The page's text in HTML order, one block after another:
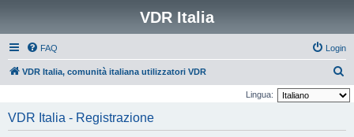
VDR Italia
FAQ Login
VDR Italia, comunità italiana utilizzatori VDR
e
Lingua:
VDR Italia - Registrazione